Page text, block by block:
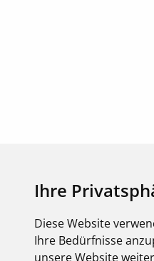
Ihre
Diese Website
Ihre Bedürfnisse
unsere Website
Copyright FEGIME
© Bitte beachten Sie: Die